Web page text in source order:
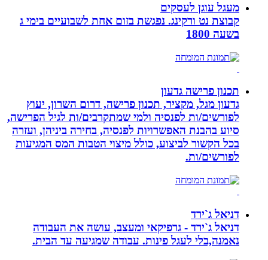
מעגל עוגן לעסקים
קבוצת נט ורקינג. נפגשת בזום אחת לשבועיים בימי ג
בשעה 1800
תכנון פרישה גדעון
גדעון מגל, מקציר, תכנון פרישה, דרום השרון, יעוץ
לפורשים/ות לפנסיה ולמי שמתקרבים/ות לגיל הפרישה,
סיוע בהבנת האפשרויות לפנסיה, בחירה ביניהן, ועזרה
בכל הקשור לביצוע, כולל מיצוי הטבות המס המגיעות
לפורשים/ות.
דניאל ג`ירד
דניאל ג`ירד - גרפיקאי ומעצב, עושה את העבודה
נאמנה,בלי לעגל פינות. עבודה שמגיעה עד הבית.